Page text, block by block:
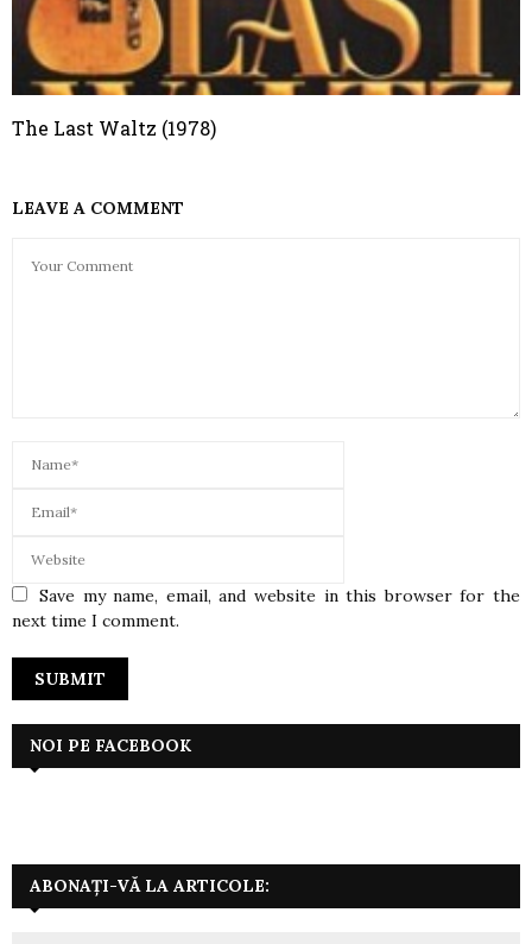
The Last Waltz (1978)
LEAVE A COMMENT
Save my name, email, and website in this browser for the
next time I comment.
NOI PE FACEBOOK
ABONAȚI-VĂ LA ARTICOLE: